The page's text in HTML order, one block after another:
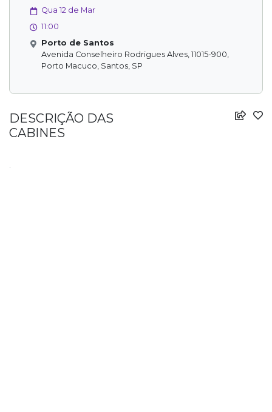
Qua 12 de Mar
11:00
Porto de Santos
Avenida Conselheiro Rodrigues Alves, 11015-900,
Porto Macuco, Santos, SP
DESCRIÇÃO DAS
CABINES